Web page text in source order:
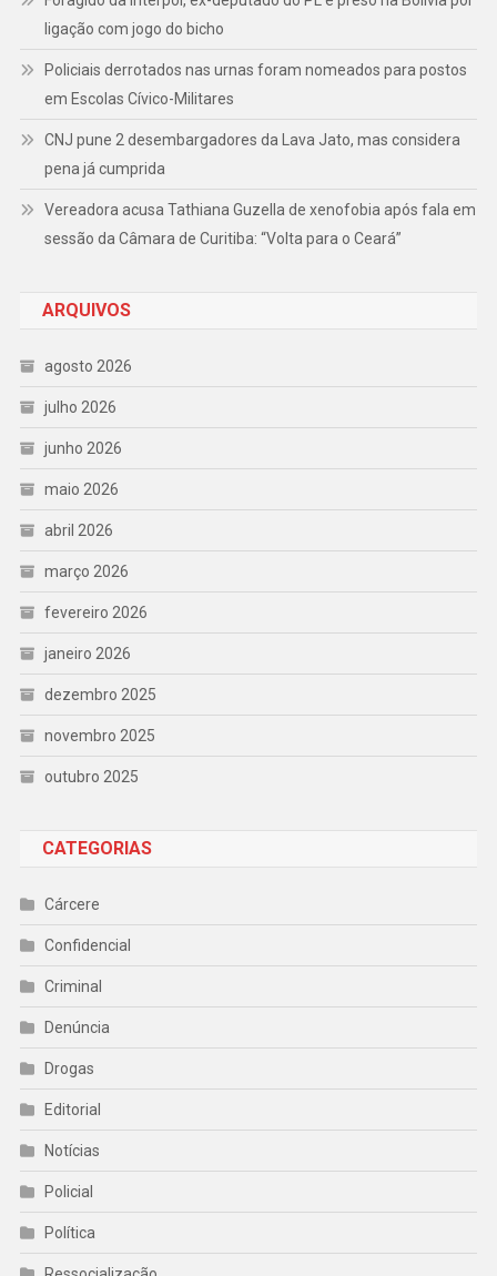
ligação com jogo do bicho
Policiais derrotados nas urnas foram nomeados para postos
em Escolas Cívico-Militares
CNJ pune 2 desembargadores da Lava Jato, mas considera
pena já cumprida
Vereadora acusa Tathiana Guzella de xenofobia após fala em
sessão da Câmara de Curitiba: “Volta para o Ceará”
ARQUIVOS
agosto 2026
julho 2026
junho 2026
maio 2026
abril 2026
março 2026
fevereiro 2026
janeiro 2026
dezembro 2025
novembro 2025
outubro 2025
CATEGORIAS
Cárcere
Confidencial
Criminal
Denúncia
Drogas
Editorial
Notícias
Policial
Política